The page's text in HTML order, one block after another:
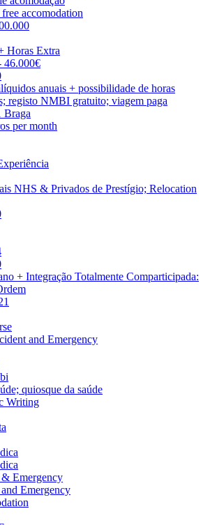
accomodation
Horas Extra
46.000€
anuais + possibilidade de horas
registo NMBI gratuito; viagem paga
Braga
per month
NHS & Privados de Prestígio; Relocation
+ Integração Totalmente Comparticipada:
and Emergency
quiosque da saúde
Writing
Emergency
Emergency